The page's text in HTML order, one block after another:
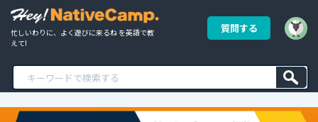
忙しいわりに、よく遊びに来るね を英語で教
えて!
質問する